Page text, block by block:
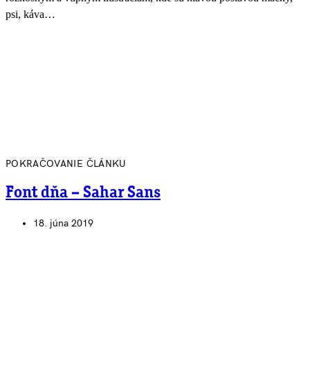
psi, káva…
POKRAČOVANIE ČLÁNKU
Font dňa – Sahar Sans
18. júna 2019